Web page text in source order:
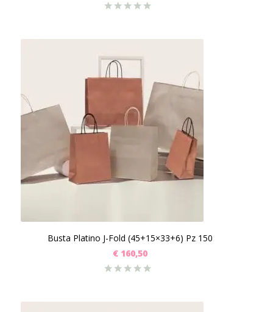
Busta Platino J-Fold (45+15×33+6) Pz 150
€ 160,50